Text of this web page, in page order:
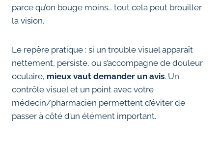
parce qu’on bouge moins… tout cela peut brouiller
la vision.
Le repère pratique : si un trouble visuel apparaît
nettement, persiste, ou s’accompagne de douleur
oculaire, mieux vaut demander un avis. Un
contrôle visuel et un point avec votre
médecin/pharmacien permettent d’éviter de
passer à côté d’un élément important.